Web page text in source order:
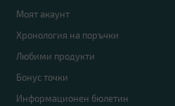
Моят акаунт
Хронология на поръчки
Любими продукти
Бонус точки
Информационен бюлетин